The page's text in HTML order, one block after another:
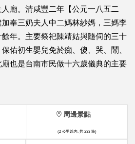
廟。清咸豐二年【公元一八五二
奉三奶夫人中二媽林紗媽，三媽李
年。主要祭祀陳靖姑與隨伺的三十
佑初生嬰兒免於痴、傻、哭、鬧、
也是台南市民做十六歲儀典的主要
周邊景點
(2 公里以內, 共 233 筆)